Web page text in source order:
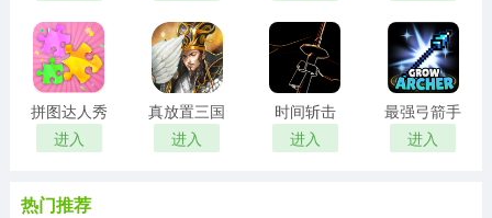
拼图达人秀
进入
真放置三国
进入
时间斩击
进入
最强弓箭手
进入
热门推荐